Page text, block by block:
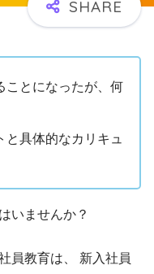
ことになったが、何
と具体的なカリキュ
いませんか？
員教育は、
新入社員